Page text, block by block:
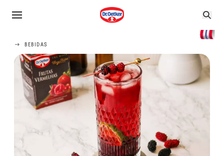
BEBIDAS